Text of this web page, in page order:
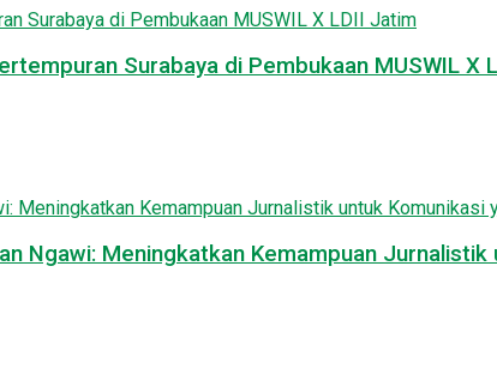
Surabaya di Pembukaan MUSWIL X
Ngawi: Meningkatkan Kemampuan